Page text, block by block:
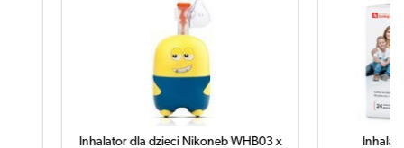
Inhalator tłokowy x 1 sztuka